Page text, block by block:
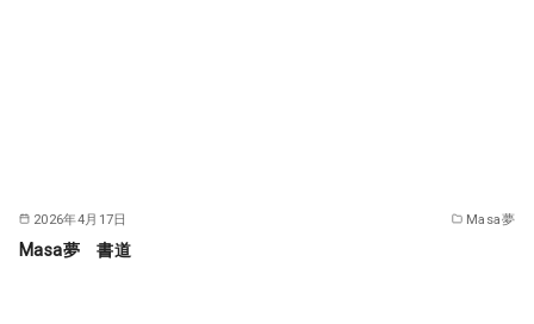
2026年4月17日 Masa夢
Masa夢 書道